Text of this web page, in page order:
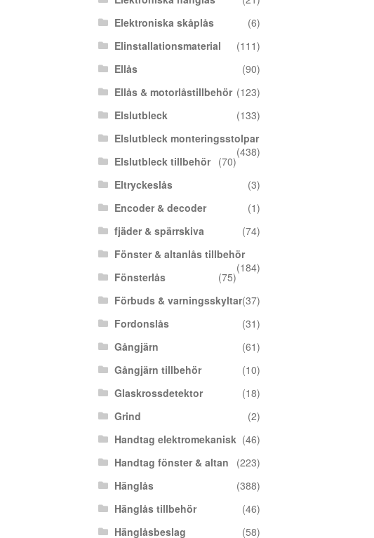
Elektroniska skåplås
(6)
Elinstallationsmaterial
(111)
Ellås
(90)
Ellås & motorlåstillbehör (123)
Elslutbleck
(133)
Elslutbleck monteringsstolpar
(438)
Elslutbleck tillbehör
(70)
Eltryckeslås
(3)
Encoder & decoder
(1)
fjäder & spärrskiva
(74)
Fönster & altanlås tillbehör
(184)
Fönsterlås
(75)
Förbuds & varningsskyltar(37)
Fordonslås
(31)
Gångjärn
(61)
Gångjärn tillbehör
(10)
Glaskrossdetektor
(18)
Grind
(2)
Handtag elektromekanisk (46)
Handtag fönster & altan
(223)
Hänglås
(388)
Hänglås tillbehör
(46)
Hänglåsbeslag
(58)